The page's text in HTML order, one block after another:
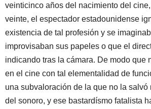
veinticinco años del nacimiento del
veinte, el espectador estadounidense
existencia de tal profesión y se
improvisaban sus papeles o que el
indicando tras la cámara. De modo que
en el cine con tal elementalidad de
una subvaloración de la que no la salvó
del sonoro, y ese bastardísmo fatalista